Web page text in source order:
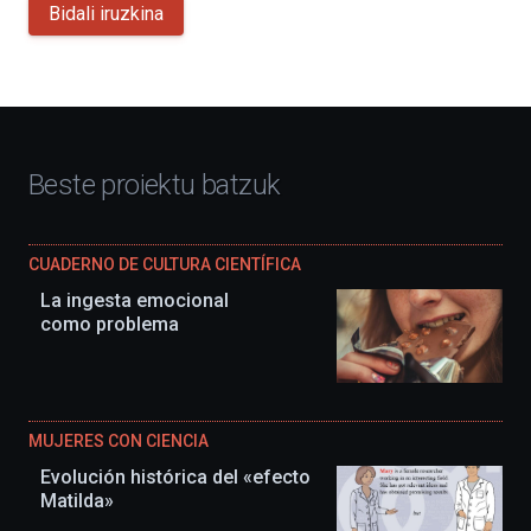
Bidali iruzkina
Beste proiektu batzuk
CUADERNO DE CULTURA CIENTÍFICA
La ingesta emocional
como problema
MUJERES CON CIENCIA
Evolución histórica del «efecto
Matilda»